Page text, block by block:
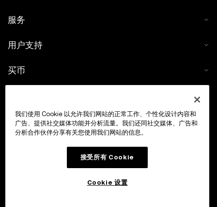
服务
用户支持
买币
交易
我们使用 Cookie 以允许我们网站的正常工作、个性化设计内容和
广告、提供社交媒体功能并分析流量。我们还同社交媒体、广告和
分析合作伙伴分享有关您使用我们网站的信息。
接受所有 Cookie
Cookie 设置